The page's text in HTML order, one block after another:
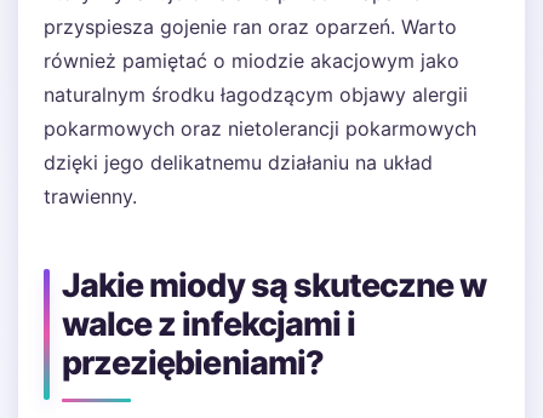
przyspiesza gojenie ran oraz oparzeń. Warto
również pamiętać o miodzie akacjowym jako
naturalnym środku łagodzącym objawy alergii
pokarmowych oraz nietolerancji pokarmowych
dzięki jego delikatnemu działaniu na układ
trawienny.
Jakie miody są skuteczne w
walce z infekcjami i
przeziębieniami?